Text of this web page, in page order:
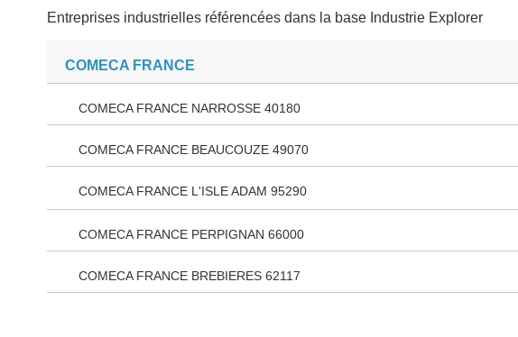
Entreprises industrielles référencées dans la base Industrie Explorer
COMECA FRANCE
COMECA FRANCE NARROSSE 40180
COMECA FRANCE BEAUCOUZE 49070
COMECA FRANCE L'ISLE ADAM 95290
COMECA FRANCE PERPIGNAN 66000
COMECA FRANCE BREBIERES 62117